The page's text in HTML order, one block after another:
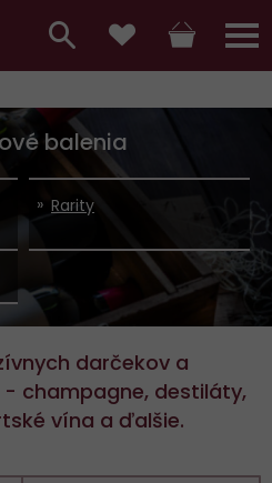
a
balenia
Rarity
darčekov a
champagne, destiláty,
vína a ďalšie.